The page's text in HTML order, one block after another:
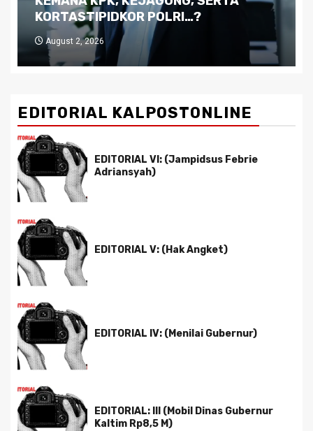
Pemimpin yang Tak Kreatif
July 29, 2026
EDITORIAL KALPOSTONLINE
EDITORIAL VI: (Jampidsus Febrie
Adriansyah)
EDITORIAL V: (Hak Angket)
EDITORIAL IV: (Menilai Gubernur)
EDITORIAL: III (Mobil Dinas Gubernur
Kaltim Rp8,5 M)